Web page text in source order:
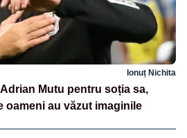
Ionuț Nichita
Mutu pentru soția sa,
oameni au văzut imaginile